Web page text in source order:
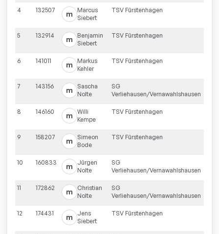
4 132507 m
Marcus
Siebert
TSV Fürstenhagen
5 132914 m
Benjamin
Siebert
TSV Fürstenhagen
6 141011 m
Markus
Kehler
TSV Fürstenhagen
7 143156 m
Sascha
Nolte
SG
Verliehausen/Vernawahlshausen
8 146160 m
Willi
Kempe
TSV Fürstenhagen
9 158207 m
Simeon
Bode
TSV Fürstenhagen
10 160833 m
Jürgen
Nolte
SG
Verliehausen/Vernawahlshausen
11 172862 m
Christian
Nolte
SG
Verliehausen/Vernawahlshausen
12 174431 m
Jens
Siebert
TSV Fürstenhagen